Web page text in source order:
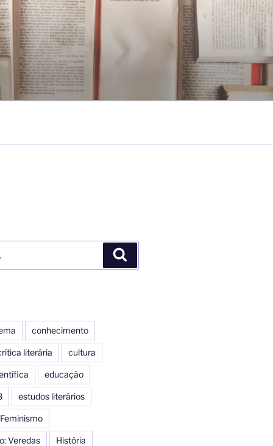
conhecimento
literária cultura
educação
estudos literários
Feminismo
Veredas História